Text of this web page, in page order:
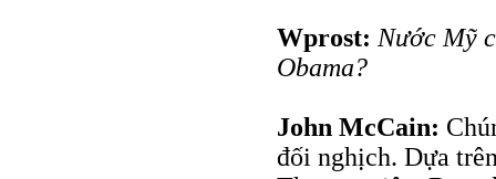
Wprost: Nước Mỹ
Obama?
John McCain:
đối nghịch. Dựa